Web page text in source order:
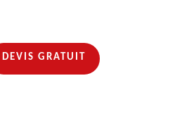
DEVIS GRATUIT